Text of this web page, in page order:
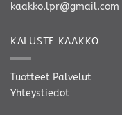
kaakko.lpr@gmail.com
KALUSTE KAAKKO
Tuotteet Palvelut
Yhteystiedot